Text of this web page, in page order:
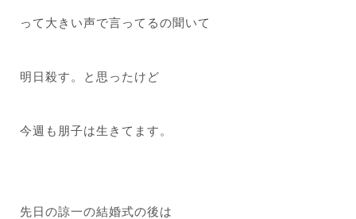
って大きい声で言ってるの聞いて
明日殺す。と思ったけど
今週も朋子は生きてます。
先日の諒一の結婚式の後は